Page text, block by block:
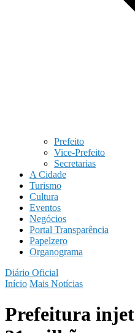
Prefeito
Vice-Prefeito
Secretarias
A Cidade
Turismo
Cultura
Eventos
Negócios
Portal Transparência
Papelzero
Organograma
Diário Oficial
Início Mais Notícias
Prefeitura